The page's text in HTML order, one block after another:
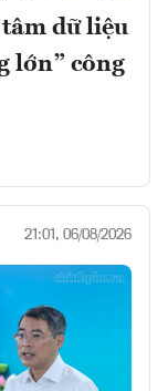
dữ liệu
lớn” công
21:01, 06/08/2026